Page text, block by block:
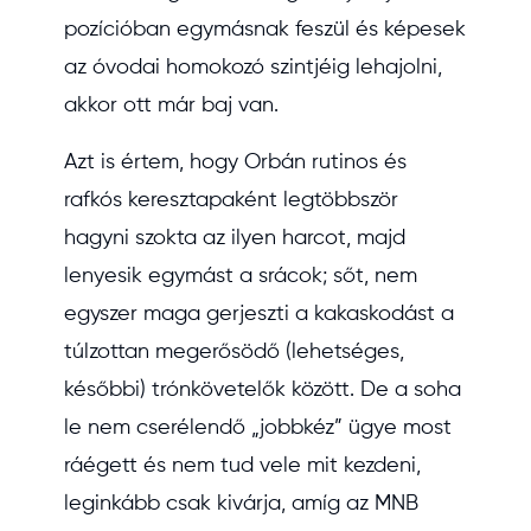
pozícióban egymásnak feszül és képesek
az óvodai homokozó szintjéig lehajolni,
akkor ott már baj van.
Azt is értem, hogy Orbán rutinos és
rafkós keresztapaként legtöbbször
hagyni szokta az ilyen harcot, majd
lenyesik egymást a srácok; sőt, nem
egyszer maga gerjeszti a kakaskodást a
túlzottan megerősödő (lehetséges,
későbbi) trónkövetelők között. De a soha
le nem cserélendő „jobbkéz” ügye most
ráégett és nem tud vele mit kezdeni,
leginkább csak kivárja, amíg az MNB